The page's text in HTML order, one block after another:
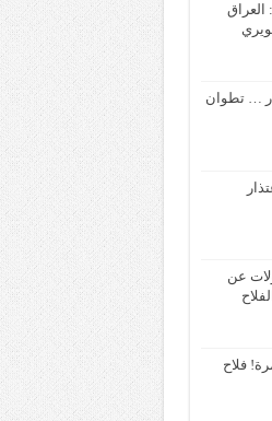
… تطوان
عن
مرة! فلاح